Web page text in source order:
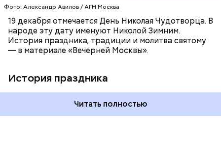
Фото: Александр Авилов / АГН Москва
19 декабря отмечается День Николая Чудотворца. В
народе эту дату именуют Николой Зимним.
История праздника, традиции и молитва святому
— в материале «Вечерней Москвы».
История праздника
Читать полностью